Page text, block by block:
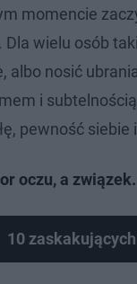
momencie
Dla wielu osób
albo nosić
i
pewność siebie
oczu, a
10